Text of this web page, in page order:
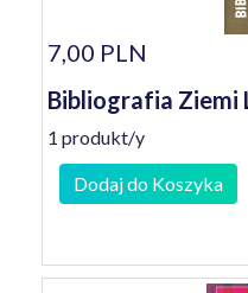
7,00 PLN
Bibliografia Ziemi
1 produkt/y
Dodaj do Koszyka